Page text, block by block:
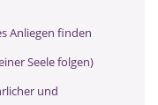
Anliegen finden
Seele folgen)
und